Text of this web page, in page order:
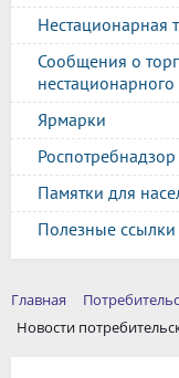
Нестационарная
Сообщения о
нестационарного
Ярмарки
Памятки для
Полезные ссылки
Главная
Новости